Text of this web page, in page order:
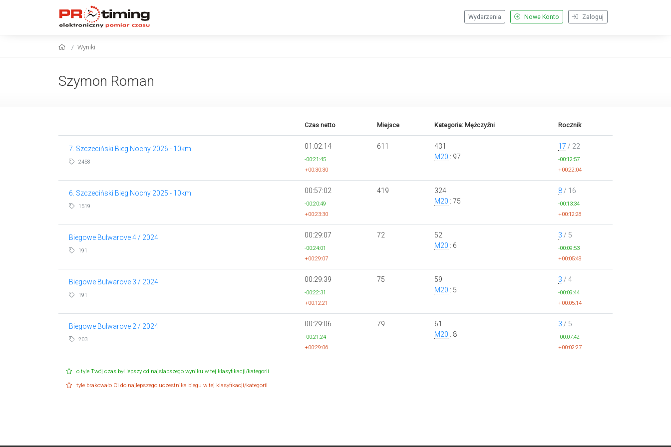
Zaloguj
Nowe Konto
Wydarzenia
Wyniki
Szymon Roman
Czas netto Miejsce Kategoria: Mężczyźni Rocznik
7. Szczeciński Bieg Nocny 2026 - 10km
2458
01:02:14
-00:21:45
+00:30:30
611
431
M20 : 97
17 / 22
-00:12:57
+00:22:04
6. Szczeciński Bieg Nocny 2025 - 10km
1519
00:57:02
-00:20:49
+00:23:30
419
324
M20 : 75
8 / 16
-00:13:34
+00:12:28
Biegowe Bulwarove 4 / 2024
191
00:29:07
-00:24:01
+00:29:07
72
52
M20 : 6
3 / 5
-00:09:53
+00:05:48
Biegowe Bulwarove 3 / 2024
191
00:29:39
-00:22:31
+00:12:21
75
59
M20 : 5
3 / 4
-00:09:44
+00:05:14
Biegowe Bulwarove 2 / 2024
203
00:29:06
-00:21:24
+00:29:06
79
61
M20 : 8
3 / 5
-00:07:42
+00:02:27
o tyle Twój czas był lepszy od najsłabszego wyniku w tej klasyfikacji/kategorii
tyle brakowało Ci do najlepszego uczestnika biegu w tej klasyfikacji/kategorii